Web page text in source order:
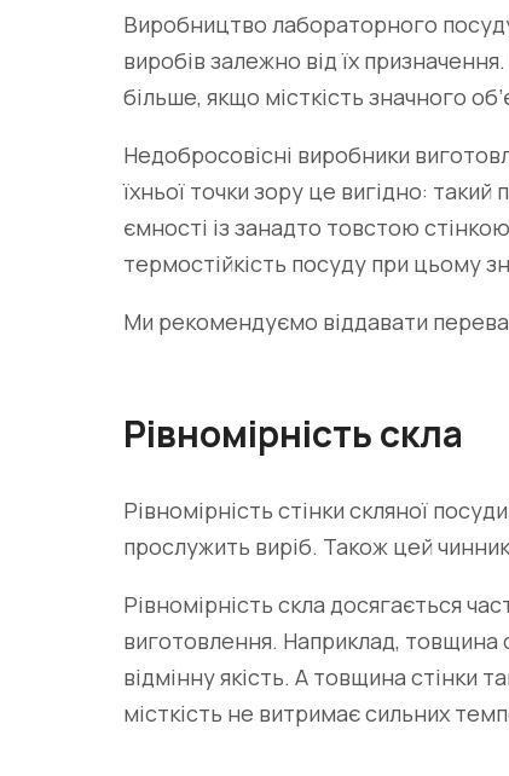
Виробництво лабораторного
виробів залежно від їх
більше, якщо місткість значного
Недобросовісні виробники
їхньої точки зору це вигідно:
ємності із занадто товстою
термостійкість посуду при цьому
Ми рекомендуємо віддавати
Рівномірність скла
Рівномірність стінки скляної
прослужить виріб. Також цей
Рівномірність скла досягається
виготовлення. Наприклад, товщина
відмінну якість. А товщина стінки
місткість не витримає сильних